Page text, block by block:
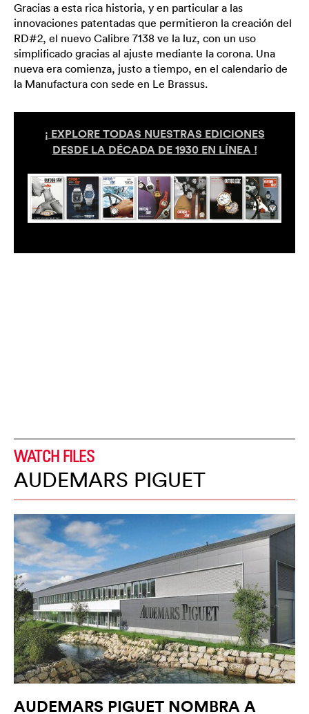
Gracias a esta rica historia, y en particular a las
innovaciones patentadas que permitieron la creación del
RD#2, el nuevo Calibre 7138 ve la luz, con un uso
simplificado gracias al ajuste mediante la corona. Una
nueva era comienza, justo a tiempo, en el calendario de
la Manufactura con sede en Le Brassus.
¡ EXPLORE TODAS NUESTRAS EDICIONES
DESDE LA DÉCADA DE 1930 EN LÍNEA !
WATCH FILES
AUDEMARS PIGUET
AUDEMARS PIGUET NOMBRA A